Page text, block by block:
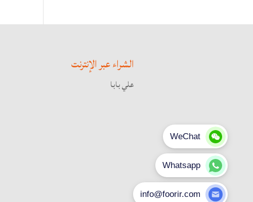
الشراء عبر الإنترنت
علي بابا